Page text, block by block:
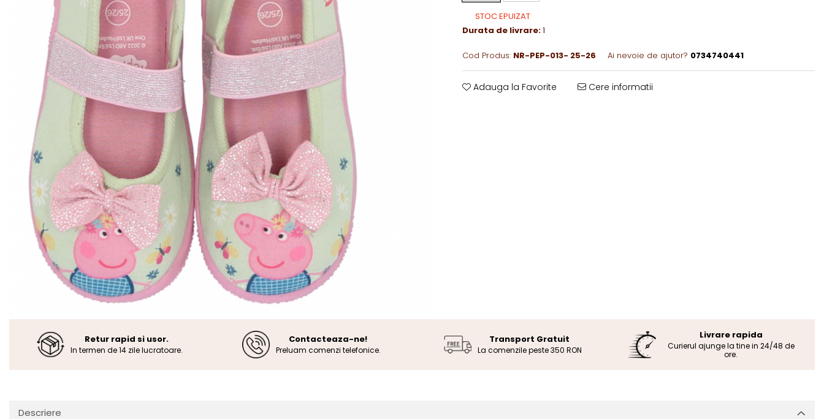
STOC EPUIZAT
Durata de livrare:1
Cod Produs: NR-PEP-013- 25-26 Ai nevoie de ajutor? 0734740441
Adauga la Favorite Cere informatii
Retur rapid si usor.
In termen de 14 zile lucratoare.
Contacteaza-ne!
Preluam comenzi telefonice.
Transport Gratuit
La comenzile peste 350 RON
Livrare rapida
Curierul ajunge la tine in 24/48 de
ore.
Descriere